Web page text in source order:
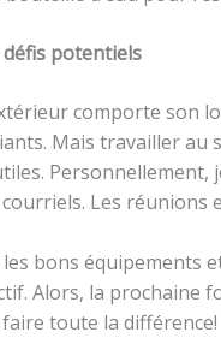
potentiels
comporte son
Mais travailler au
Personnellement,
Les
les bons équipements
Alors, la prochaine
toute la différence!